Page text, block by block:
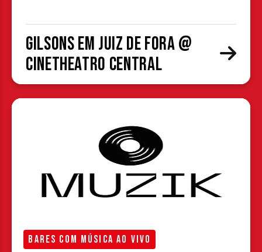
Gilsons em Juiz de Fora @
CineTheatro Central
BARES COM MÚSICA AO VIVO